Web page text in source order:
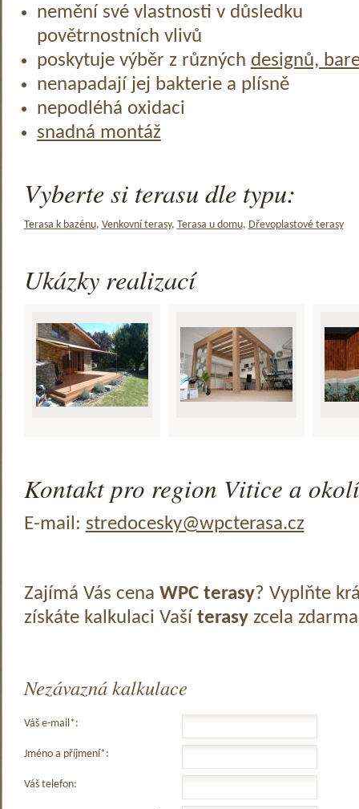
nemění své vlastnosti v důsledku
povětrnostních vlivů
poskytuje výběr z různých designů,
nenapadají jej bakterie a plísně
nepodléhá oxidaci
snadná montáž
Vyberte si terasu dle typu:
Terasa k bazénu, Venkovní terasy, Terasa u domu, Dřevoplastové terasy
Ukázky realizací
Kontakt pro region Vitice a
E-mail: stredocesky@wpcterasa.cz
Zajímá Vás cena WPC terasy? Vyplňte
získáte kalkulaci Vaší terasyzcela
Nezávazná kalkulace
Váš e-mail*:
Jméno a příjmení*:
Váš telefon: